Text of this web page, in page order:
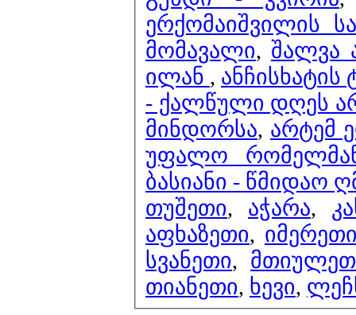
ერქომაიშვილის
მომავალი, შალვა
ილან ,
- ქალწული დღეს
მინდორსა, არტემ
უფალო
ბასიანი - წმიდაო
თუშეთი, აჭარა,
აფხაზეთი,
სვანეთი,
თიანეთი, ხევი,